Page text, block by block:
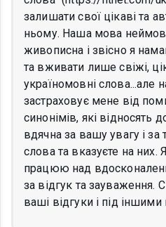
залишати свої цікаві та
ньому. Наша мова
живописна і звісно я
та вживати лише свіжі,
україномовні слова...але
застраховує мене від
синонімів, які відносять
вдячна за вашу увагу і за
слова та вказуєте на них.
працюю над
за відгук та зауваження.
ваші відгуки і під